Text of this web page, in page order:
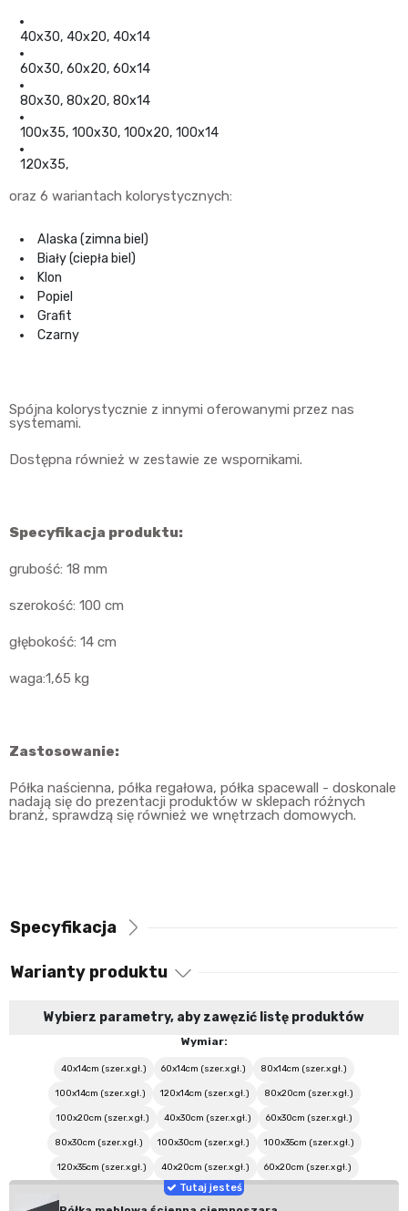
40x30, 40x20, 40x14
60x30, 60x20, 60x14
80x30, 80x20, 80x14
100x35, 100x30, 100x20, 100x14
120x35,
oraz 6 wariantach kolorystycznych:
Alaska (zimna biel)
Biały (ciepła biel)
Klon
Popiel
Grafit
Czarny
Spójna kolorystycznie z innymi oferowanymi przez nas
systemami.
Dostępna również w zestawie ze wspornikami.
Specyfikacja produktu:
grubość: 18 mm
szerokość: 100 cm
głębokość: 14 cm
waga:1,65 kg
Zastosowanie:
Półka naścienna, półka regałowa, półka spacewall - doskonale
nadają się do prezentacji produktów w sklepach różnych
branż, sprawdzą się również we wnętrzach domowych.
Specyfikacja
Warianty produktu
Wybierz parametry, aby zawęzić listę produktów
Wymiar:
40x14cm (szer.x gł.) 60x14cm (szer.x gł.) 80x14cm (szer.x gł.)
100x14cm (szer.x gł.) 120x14cm (szer.x gł.) 80x20cm (szer.x gł.)
100x20cm (szer.x gł.) 40x30cm (szer.x gł.) 60x30cm (szer.x gł.)
80x30cm (szer.x gł.) 100x30cm (szer.x gł.) 100x35cm (szer.x gł.)
120x35cm (szer.x gł.) 40x20cm (szer.x gł.) 60x20cm (szer.x gł.)